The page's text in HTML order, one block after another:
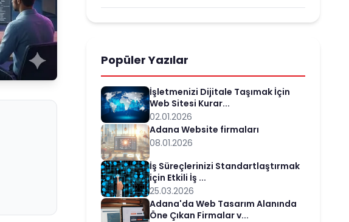
Popüler Yazılar
İşletmenizi Dijitale Taşımak İçin
Web Sitesi Kurar...
02.01.2026
Adana Website firmaları
08.01.2026
İş Süreçlerinizi Standartlaştırmak
için Etkili İş ...
25.03.2026
Adana'da Web Tasarım Alanında
Öne Çıkan Firmalar v...